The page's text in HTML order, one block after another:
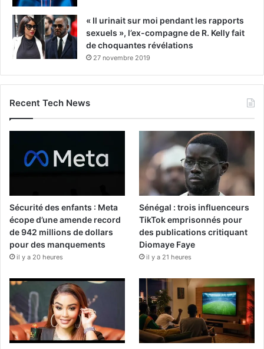
« Il urinait sur moi pendant les rapports
sexuels », l’ex-compagne de R. Kelly fait
de choquantes révélations
27 novembre 2019
Recent Tech News
Sécurité des enfants : Meta
écope d’une amende record
de 942 millions de dollars
pour des manquements
il y a 20 heures
Sénégal : trois influenceurs
TikTok emprisonnés pour
des publications critiquant
Diomaye Faye
il y a 21 heures